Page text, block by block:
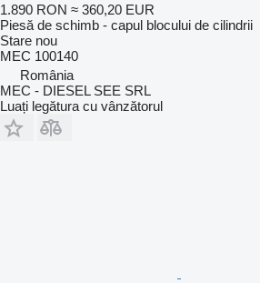
1.890 RON ≈ 360,20 EUR
Piesă de schimb - capul blocului de cilindrii
Stare nou
MEC 100140
România
MEC - DIESEL SEE SRL
Luați legătura cu vânzătorul